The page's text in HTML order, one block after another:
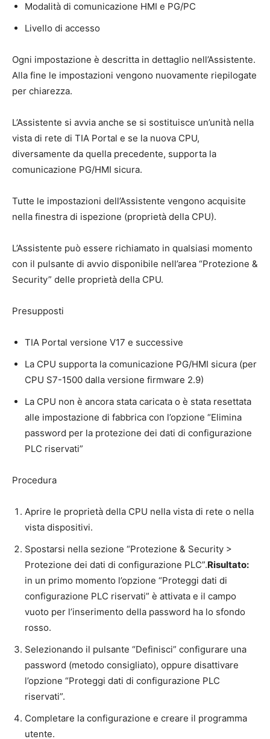
Modalità di comunicazione HMI e PG/PC
Livello di accesso
Ogni impostazione è descritta in dettaglio nell’Assistente.
Alla fine le impostazioni vengono nuovamente riepilogate
per chiarezza.
L’Assistente si avvia anche se si sostituisce un’unità nella
vista di rete di TIA Portal e se la nuova CPU,
diversamente da quella precedente, supporta la
comunicazione PG/HMI sicura.
Tutte le impostazioni dell’Assistente vengono acquisite
nella finestra di ispezione (proprietà della CPU).
L’Assistente può essere richiamato in qualsiasi momento
con il pulsante di avvio disponibile nell’area “Protezione &
Security” delle proprietà della CPU.
Presupposti
TIA Portal versione V17 e successive
La CPU supporta la comunicazione PG/HMI sicura (per
CPU S7-1500 dalla versione firmware 2.9)
La CPU non è ancora stata caricata o è stata resettata
alle impostazione di fabbrica con l’opzione “Elimina
password per la protezione dei dati di configurazione
PLC riservati”
Procedura
Aprire le proprietà della CPU nella vista di rete o nella
vista dispositivi.
Spostarsi nella sezione “Protezione & Security >
Protezione dei dati di configurazione PLC”.Risultato:
in un primo momento l’opzione “Proteggi dati di
configurazione PLC riservati” è attivata e il campo
vuoto per l’inserimento della password ha lo sfondo
rosso.
Selezionando il pulsante “Definisci” configurare una
password (metodo consigliato), oppure disattivare
l’opzione “Proteggi dati di configurazione PLC
riservati”.
Completare la configurazione e creare il programma
utente.